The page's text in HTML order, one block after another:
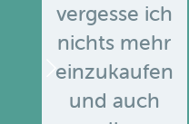
vergesse ich
nichts mehr
einzukaufen
und auch